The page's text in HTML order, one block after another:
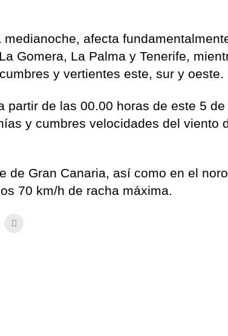
afecta
Gomera, La Palma y Tenerife,
y vertientes este, sur y oeste.
partir de las 00.00 horas de este 5 de
y cumbres velocidades del viento
de Gran Canaria, así como en el
70 km/h de racha máxima.